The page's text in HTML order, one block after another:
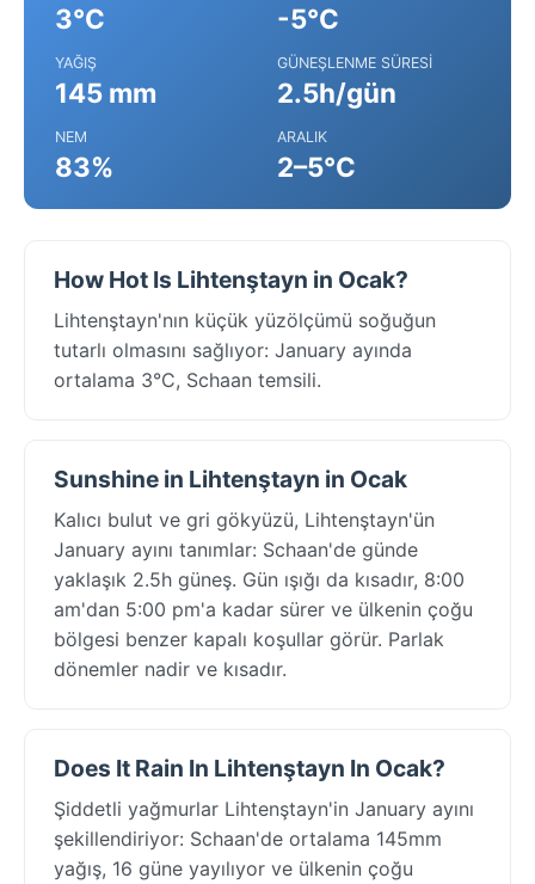
3°C -5°C
YAĞIŞ
145 mm
GÜNEŞLENME SÜRESI
2.5h/gün
NEM
83%
ARALIK
2–5°C
How Hot Is Lihtenştayn in Ocak?
Lihtenştayn'nın küçük yüzölçümü soğuğun
tutarlı olmasını sağlıyor: January ayında
ortalama 3°C, Schaan temsili.
Sunshine in Lihtenştayn in Ocak
Kalıcı bulut ve gri gökyüzü, Lihtenştayn'ün
January ayını tanımlar: Schaan'de günde
yaklaşık 2.5h güneş. Gün ışığı da kısadır, 8:00
am'dan 5:00 pm'a kadar sürer ve ülkenin çoğu
bölgesi benzer kapalı koşullar görür. Parlak
dönemler nadir ve kısadır.
Does It Rain In Lihtenştayn In Ocak?
Şiddetli yağmurlar Lihtenştayn'in January ayını
şekillendiriyor: Schaan'de ortalama 145mm
yağış, 16 güne yayılıyor ve ülkenin çoğu